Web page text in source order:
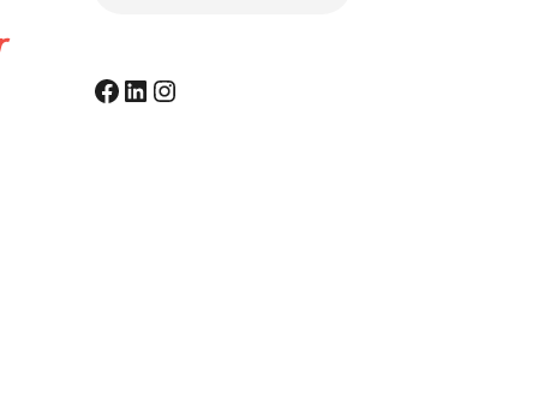
Facebook
LinkedIn
Instagram